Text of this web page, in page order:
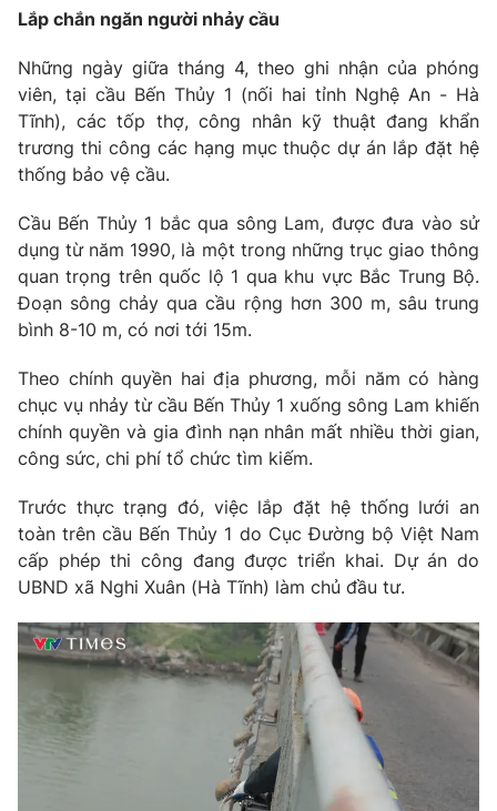
Chất lượng cuộc sống
Tuyển sinh
Học trực tuyến
Công nghệ
Hitech Công nghệ tương lai
Sản phẩm
Thị trường
Tư vấn
Giao lưu trực tuyến
Lịch phát sóng
Chuyên mục khác
Emagazine Podcast
Video Shorts video
VTV Money
VTV Sức khoẻ Bất động sản
Thị trường 24h Tấm lòng Việt
VTV4 Vươn mình bằng AI
VTV9 VTV8
English
Lắp chắn ngăn người nhảy cầu
Những ngày giữa tháng 4, theo ghi nhận của phóng
viên, tại cầu Bến Thủy 1 (nối hai tỉnh Nghệ An - Hà
Tĩnh), các tốp thợ, công nhân kỹ thuật đang khẩn
trương thi công các hạng mục thuộc dự án lắp đặt hệ
thống bảo vệ cầu.
Cầu Bến Thủy 1 bắc qua sông Lam, được đưa vào sử
dụng từ năm 1990, là một trong những trục giao thông
quan trọng trên quốc lộ 1 qua khu vực Bắc Trung Bộ.
Đoạn sông chảy qua cầu rộng hơn 300 m, sâu trung
bình 8-10 m, có nơi tới 15m.
Theo chính quyền hai địa phương, mỗi năm có hàng
chục vụ nhảy từ cầu Bến Thủy 1 xuống sông Lam khiến
chính quyền và gia đình nạn nhân mất nhiều thời gian,
công sức, chi phí tổ chức tìm kiếm.
Trước thực trạng đó, việc lắp đặt hệ thống lưới an
toàn trên cầu Bến Thủy 1 do Cục Đường bộ Việt Nam
cấp phép thi công đang được triển khai. Dự án do
UBND xã Nghi Xuân (Hà Tĩnh) làm chủ đầu tư.